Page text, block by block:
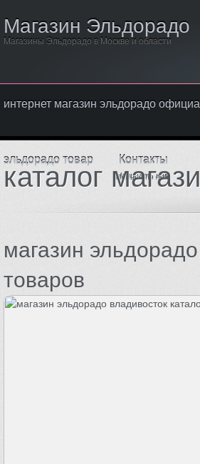
Магазин Эльдорадо
Магазины Эльдорадо в Москве и области
интернет магазин эльдорадо
эльдорадо товар Контакты
Написать нам
каталог
магазин
товаров